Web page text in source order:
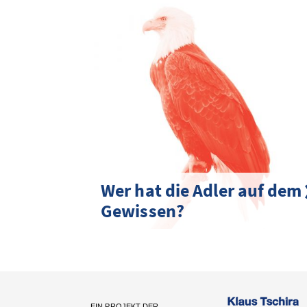
Wer hat die Adler auf dem
Gewissen?